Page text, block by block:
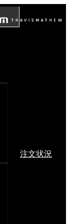
注文状況